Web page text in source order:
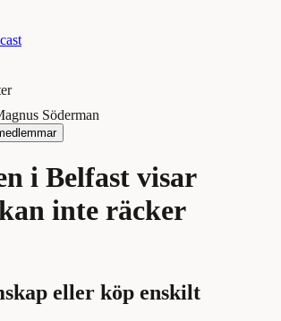
Söderman
i Belfast visar
inte räcker
eller köp enskilt